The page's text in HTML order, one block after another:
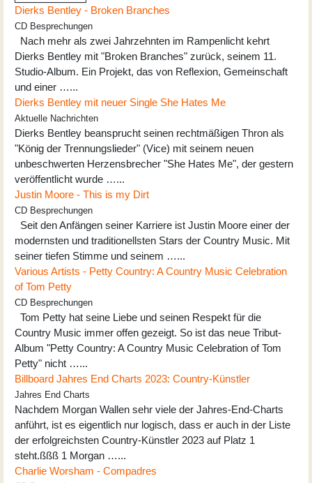
Dierks Bentley - Broken Branches
CD Besprechungen
Nach mehr als zwei Jahrzehnten im Rampenlicht kehrt
Dierks Bentley mit "Broken Branches" zurück, seinem 11.
Studio-Album. Ein Projekt, das von Reflexion, Gemeinschaft
und einer …...
Dierks Bentley mit neuer Single She Hates Me
Aktuelle Nachrichten
Dierks Bentley beansprucht seinen rechtmäßigen Thron als
"König der Trennungslieder" (Vice) mit seinem neuen
unbeschwerten Herzensbrecher "She Hates Me", der gestern
veröffentlicht wurde …...
Justin Moore - This is my Dirt
CD Besprechungen
Seit den Anfängen seiner Karriere ist Justin Moore einer der
modernsten und traditionellsten Stars der Country Music. Mit
seiner tiefen Stimme und seinem …...
Various Artists - Petty Country: A Country Music Celebration
of Tom Petty
CD Besprechungen
Tom Petty hat seine Liebe und seinen Respekt für die
Country Music immer offen gezeigt. So ist das neue Tribut-
Album "Petty Country: A Country Music Celebration of Tom
Petty" nicht …...
Billboard Jahres End Charts 2023: Country-Künstler
Jahres End Charts
Nachdem Morgan Wallen sehr viele der Jahres-End-Charts
anführt, ist es eigentlich nur logisch, dass er auch in der Liste
der erfolgreichsten Country-Künstler 2023 auf Platz 1
steht.ßßß 1 Morgan …...
Charlie Worsham - Compadres